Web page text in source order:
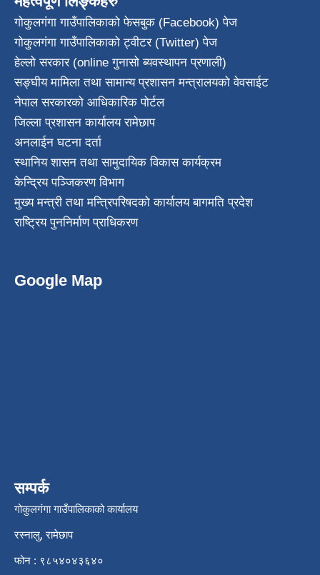
गोकुलगंगा गाउँपालिकाको फेसबुक (Facebook) पेज
गोकुलगंगा गाउँपालिकाको ट्वीटर (Twitter) पेज
हेल्लो सरकार (online गुनासो ब्यवस्थापन प्रणाली)
सङ्घीय मामिला तथा सामान्य प्रशासन मन्त्रालयको वेवसाईट
नेपाल सरकारको आधिकारिक पोर्टल
जिल्ला प्रशासन कार्यालय रामेछाप
अनलाईन घटना दर्ता
स्थानिय शासन तथा सामुदायिक विकास कार्यक्रम
केन्द्रिय पञ्जिकरण विभाग
मुख्य मन्त्री तथा मन्त्रिपरिषदको कार्यालय बागमति प्रदेश
राष्ट्रिय पुननिर्माण प्राधिकरण
Google Map
सम्पर्क
गोकुलगंगा गाउँपालिकाको कार्यालय
रस्नालु, रामेछाप
फोन : ९८५४०४३६४०